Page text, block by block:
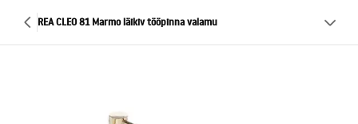
REA CLEO 81 Marmo läikiv tööpinna valamu